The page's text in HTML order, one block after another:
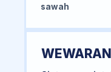
sawah